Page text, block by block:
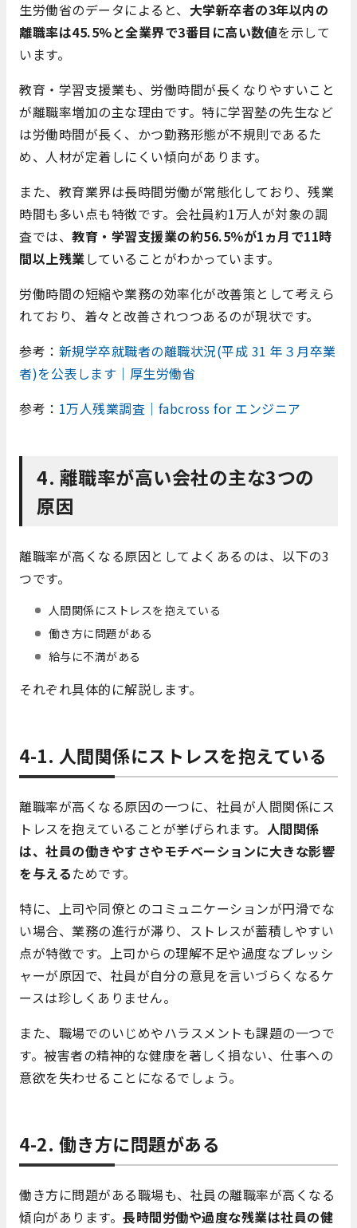
生労働省のデータによると、 大学新卒者の3年以内の
離職率は45.5%と全業界で3番目に高い数値を示して
います。
教育・学習支援業も、労働時間が長くなりやすいこと
が離職率増加の主な理由です。特に学習塾の先生など
は労働時間が長く、かつ勤務形態が不規則であるた
め、人材が定着しにくい傾向があります。
また、教育業界は長時間労働が常態化しており、残業
時間も多い点も特徴です。会社員約1万人が対象の調
査では、 教育・学習支援業の約56.5％が1ヵ月で11時
間以上残業していることがわかっています。
労働時間の短縮や業務の効率化が改善策として考えら
れており、着々と改善されつつあるのが現状です。
参考： 新規学卒就職者の離職状況(平成 31 年３月卒業
者)を公表します｜厚生労働省
参考： 1万人残業調査｜fabcross for エンジニア
4. 離職率が高い会社の主な3つの
原因
離職率が高くなる原因としてよくあるのは、以下の3
つです。
人間関係にストレスを抱えている
働き方に問題がある
給与に不満がある
それぞれ具体的に解説します。
4-1. 人間関係にストレスを抱えている
離職率が高くなる原因の一つに、社員が人間関係にス
トレスを抱えていることが挙げられます。 人間関係
は、社員の働きやすさやモチベーションに大きな影響
を与えるためです。
特に、上司や同僚とのコミュニケーションが円滑でな
い場合、業務の進行が滞り、ストレスが蓄積しやすい
点が特徴です。上司からの理解不足や過度なプレッシ
ャーが原因で、社員が自分の意見を言いづらくなるケ
ースは珍しくありません。
また、職場でのいじめやハラスメントも課題の一つで
す。被害者の精神的な健康を著しく損ない、仕事への
意欲を失わせることになるでしょう。
4-2. 働き方に問題がある
働き方に問題がある職場も、社員の離職率が高くなる
傾向があります。 長時間労働や過度な残業は社員の健